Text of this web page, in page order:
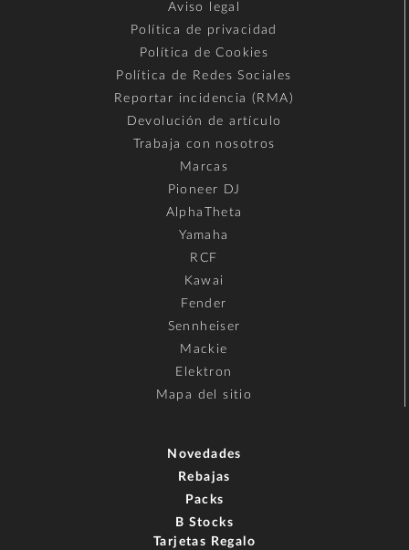
Aviso legal
Política de privacidad
Política de Cookies
Política de Redes Sociales
Reportar incidencia (RMA)
Devolución de artículo
Trabaja con nosotros
Marcas
Pioneer DJ
AlphaTheta
Yamaha
RCF
Kawai
Fender
Sennheiser
Mackie
Elektron
Mapa del sitio
Novedades
Rebajas
Packs
B Stocks
Tarjetas Regalo